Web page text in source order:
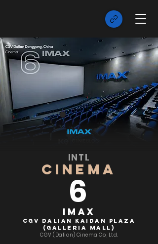
INTL
6
CINEMA
IMAX
CGV Dalian Kaidan Plaza
(Galleria Mall)
CGV (Dalian) Cinema Co., Ltd.